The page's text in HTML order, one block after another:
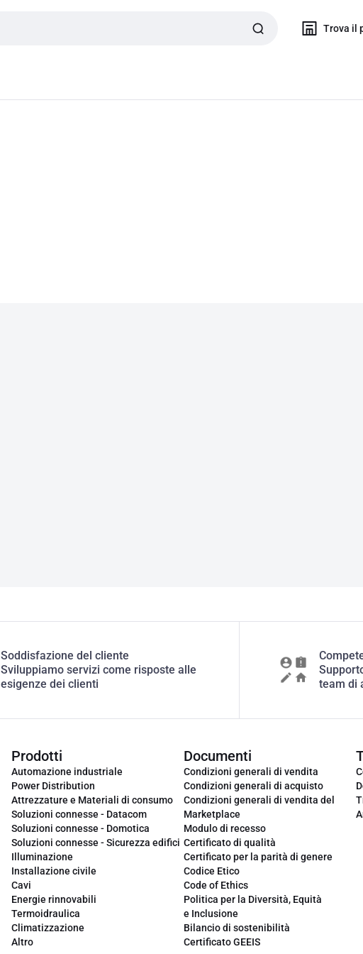
Trova il
Soddisfazione del cliente
Sviluppiamo servizi come risposte alle
esigenze dei clienti
team di
Prodotti
Automazione industriale
Power Distribution
Attrezzature e Materiali di consumo
Soluzioni connesse - Datacom
Soluzioni connesse - Domotica
Soluzioni connesse - Sicurezza edifici
Illuminazione
Installazione civile
Cavi
Energie rinnovabili
Termoidraulica
Climatizzazione
Altro
Documenti
Condizioni generali di vendita
Condizioni generali di acquisto
Condizioni generali di vendita del
Marketplace
Modulo di recesso
Certificato di qualità
Certificato per la parità di genere
Codice Etico
Code of Ethics
Politica per la Diversità, Equità
e Inclusione
Bilancio di sostenibilità
Certificato GEEIS